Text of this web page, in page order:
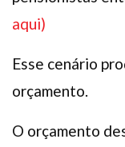
aqui)
Esse cenário
orçamento.
O orçamento